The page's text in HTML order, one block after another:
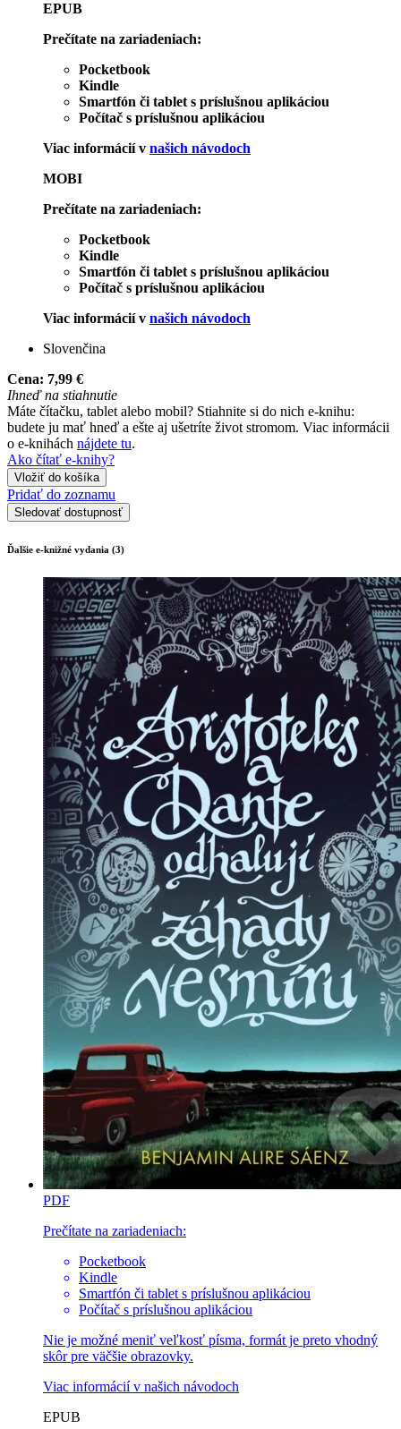
EPUB
Prečítate na zariadeniach:
Pocketbook
Kindle
Smartfón či tablet s príslušnou aplikáciou
Počítač s príslušnou aplikáciou
Viac informácií v našich návodoch
MOBI
Prečítate na zariadeniach:
Pocketbook
Kindle
Smartfón či tablet s príslušnou aplikáciou
Počítač s príslušnou aplikáciou
Viac informácií v našich návodoch
Slovenčina
Cena: 7,99 €
Ihneď na stiahnutie
Máte čítačku, tablet alebo mobil? Stiahnite si do nich e-knihu:
budete ju mať hneď a ešte aj ušetríte život stromom. Viac informácii
o e-knihách nájdete tu.
Ako čítať e-knihy?
Vložiť do košíka
Pridať do zoznamu
Sledovať dostupnosť
Ďalšie e-knižné vydania (3)
PDF
Prečítate na zariadeniach:
Pocketbook
Kindle
Smartfón či tablet s príslušnou aplikáciou
Počítač s príslušnou aplikáciou
Nie je možné meniť veľkosť písma, formát je preto vhodný
skôr pre väčšie obrazovky.
Viac informácií v našich návodoch
EPUB